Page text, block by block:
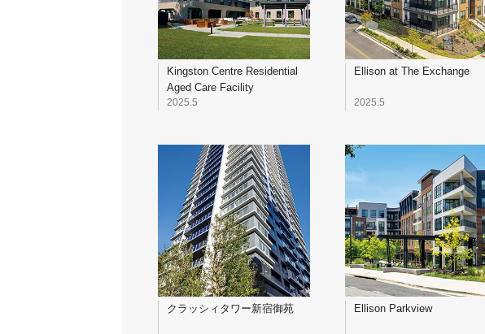
Kingston Centre Residential
Aged Care Facility
2025.5
Ellison at The Exchange
2025.5
クラッシィタワー新宿御苑 Ellison Parkview